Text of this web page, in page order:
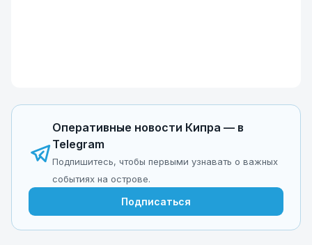
Оперативные новости Кипра — в
Telegram
Подпишитесь, чтобы первыми узнавать о важных
событиях на острове.
Подписаться